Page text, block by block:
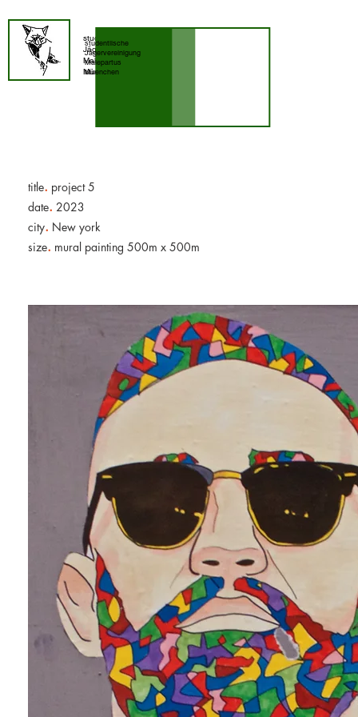
studentische
Jägererinigung
Malepartus
München
studentlische
Jägervereinigung
Malepartus
Muenchen
title. project 5
date. 2023
city. New york
size. mural painting 500m x 500m